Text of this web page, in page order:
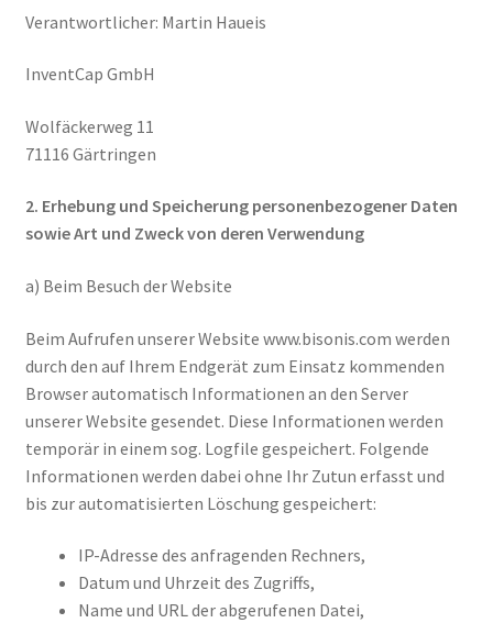
Verantwortlicher: Martin Haueis
InventCap GmbH
Wolfäckerweg 11
71116 Gärtringen
2. Erhebung und Speicherung personenbezogener Daten
sowie Art und Zweck von deren Verwendung
a) Beim Besuch der Website
Beim Aufrufen unserer Website www.bisonis.com werden
durch den auf Ihrem Endgerät zum Einsatz kommenden
Browser automatisch Informationen an den Server
unserer Website gesendet. Diese Informationen werden
temporär in einem sog. Logfile gespeichert. Folgende
Informationen werden dabei ohne Ihr Zutun erfasst und
bis zur automatisierten Löschung gespeichert:
IP-Adresse des anfragenden Rechners,
Datum und Uhrzeit des Zugriffs,
Name und URL der abgerufenen Datei,